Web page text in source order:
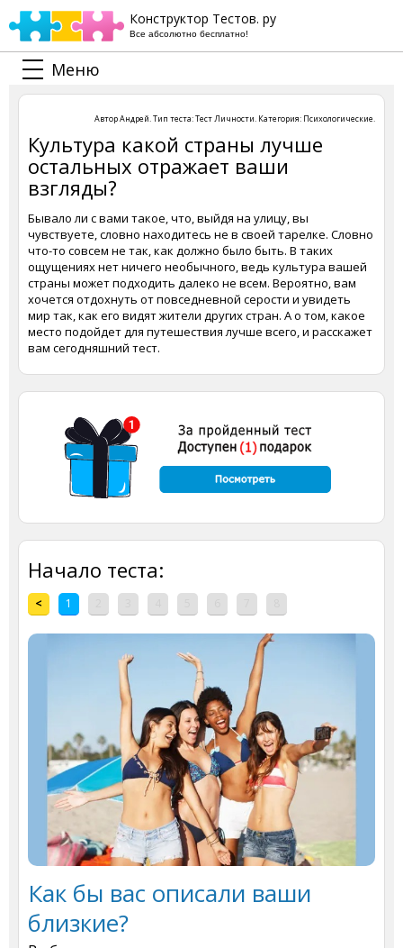
Конструктор Тестов. ру
Все абсолютно бесплатно!
Меню
АвторАндрей. Тип теста:Тест Личности. Категория: Психологические.
Культура какой страны лучше
остальных отражает ваши
взгляды?
Бывало ли с вами такое, что, выйдя на улицу, вы
чувствуете, словно находитесь не в своей тарелке. Словно
что-то совсем не так, как должно было быть. В таких
ощущениях нет ничего необычного, ведь культура вашей
страны может подходить далеко не всем. Вероятно, вам
хочется отдохнуть от повседневной серости и увидеть
мир так, как его видят жители других стран. А о том, какое
место подойдет для путешествия лучше всего, и расскажет
вам сегодняшний тест.
Начало теста:
< 1
Как бы вас описали ваши
близкие?